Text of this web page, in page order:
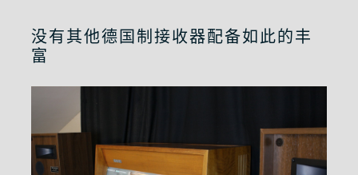
没有其他德国制接收器配备如此的丰
富